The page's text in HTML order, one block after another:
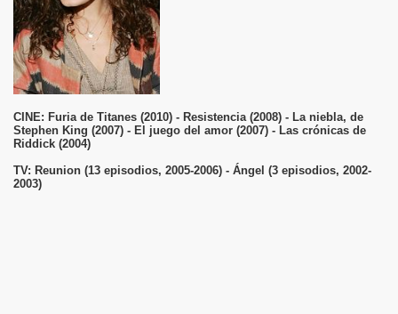
CINE: Furia de Titanes (2010) - Resistencia (2008) - La niebla, de
Stephen King (2007) - El juego del amor (2007) - Las crónicas de
Riddick (2004)
TV: Reunion (13 episodios, 2005-2006) - Ángel (3 episodios, 2002-
2003)